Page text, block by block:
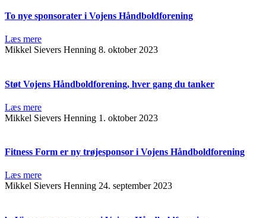
To nye sponsorater i Vojens Håndboldforening
Læs mere
Mikkel Sievers Henning 8. oktober 2023
Støt Vojens Håndboldforening, hver gang du tanker
Læs mere
Mikkel Sievers Henning 1. oktober 2023
Fitness Form er ny trøjesponsor i Vojens Håndboldforening
Læs mere
Mikkel Sievers Henning 24. september 2023